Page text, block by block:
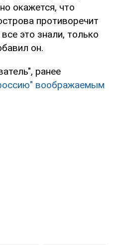
окажется, что
противоречит
это знали, только
он.
ранее
воображаемым